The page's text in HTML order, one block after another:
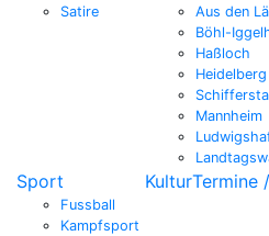
Satire
Aus den
Böhl-
Haßloch
Heidelberg
Mannheim
Sport
Fussball
Kampfsport
KulturTermine